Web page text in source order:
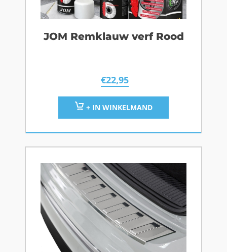
JOM Remklauw verf Rood
€22,95
+ IN WINKELMAND